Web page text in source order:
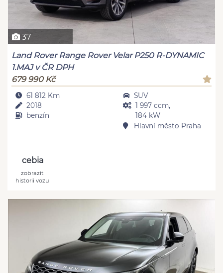
37
Land Rover Range Rover Velar P250 R-DYNAMIC
1.MAJ v ČR DPH
679 990 Kč
61 812 Km
2018
benzín
SUV
1 997 ccm,
184 kW
Hlavní město Praha
cebia
zobrazit
historii vozu